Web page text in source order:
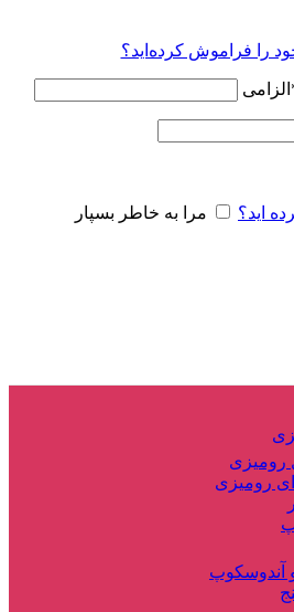
را فراموش کرده‌اید؟
الزامی
اید؟ مرا به خاطر بسپار
رومیزی
رومیزی
آندوسکوپ